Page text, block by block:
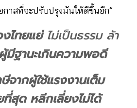
กาสที่จะปรับปรุงมันให้ดีขึ้นอีก”
ไทยแย่ไม่เป็นธรรม ล้า
มีฐานะเกินความพอดี
จากผู้ใช้แรงงานเต็ม
ที่สุด หลีกเลี่ยงไม่ได้